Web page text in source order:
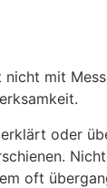
mit
oder
oft